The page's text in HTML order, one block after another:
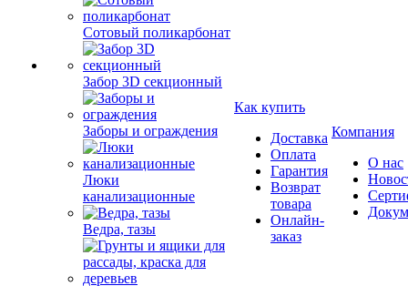
Сотовый поликарбонат
Забор 3D секционный
Заборы и ограждения
Люки
канализационные
Ведра, тазы
Как купить
Доставка
Оплата
Гарантия
Возврат
товара
Онлайн-
заказ
Компания
О нас